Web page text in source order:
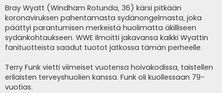
Bray Wyatt (Windham Rotunda, 36) kärsi pitkään
koronaviruksen pahentamasta sydänongelmasta, joka
päättyi parantumisen merkeistä huolimatta äkilliseen
sydänkohtaukseen. WWE ilmoitti jakavansa kaikki Wyattin
fanituotteista saadut tuotot jatkossa tämän perheelle.
Terry Funk vietti viimeiset vuotensa hoivakodissa, taistellen
erilaisten terveyshuolien kanssa. Funk oli kuollessaan 79-
vuotias.